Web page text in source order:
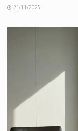
21/11/2025